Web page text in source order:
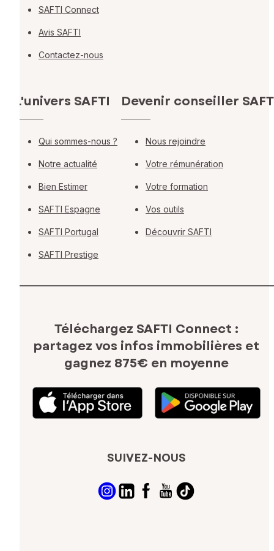
SAFTI Connect
Avis SAFTI
Contactez-nous
L'univers SAFTI
Qui sommes-nous ?
Notre actualité
Bien Estimer
SAFTI Espagne
SAFTI Portugal
SAFTI Prestige
Devenir conseiller
Nous rejoindre
Votre rémunération
Votre formation
Vos outils
Découvrir SAFTI
Téléchargez SAFTI Connect :
partagez vos infos immobilières et
gagnez 875€ en moyenne
SUIVEZ-NOUS